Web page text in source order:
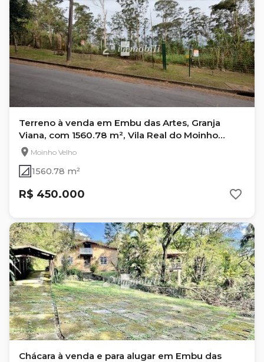
Terreno à venda em Embu das Artes, Granja
Viana, com 1560.78 m², Vila Real do Moinho
VelhoMoinho Velho
1560.78 m²
R$ 450.000
Chácara à venda e para alugar em Embu das